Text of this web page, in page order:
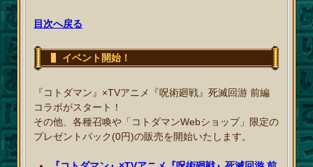
目次へ戻る
イベント開始！
『コトダマン』×TVアニメ『呪術廻戦』死滅回游 前編
コラボがスタート！
その他、各種召喚や「コトダマンWebショップ」限定の
プレゼントパック(0円)の販売を開始いたします。